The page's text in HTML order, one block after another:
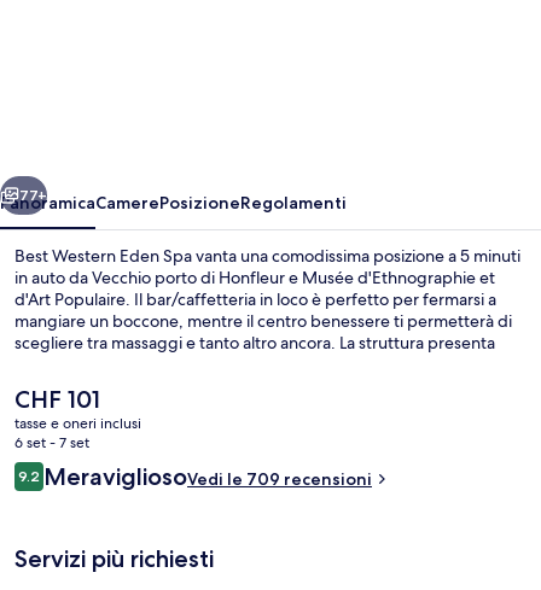
Avanti
77+
PanoramicaCamerePosizioneRegolamenti
Best Western Eden Spa vanta una comodissima posizione a 5 minuti
in auto da Vecchio porto di Honfleur e Musée d'Ethnographie et
d'Art Populaire. Il bar/caffetteria in loco è perfetto per fermarsi a
mangiare un boccone, mentre il centro benessere ti permetterà di
scegliere tra massaggi e tanto altro ancora. La struttura presenta
una sauna. Le recensioni degli ospiti lodano il personale gentile della
struttura.
Il
prezzo
attuale
è
CHF 101
CHF 101
tasse e oneri inclusi
6 set - 7 set
Recensioni
9.29.2 su 10
MeravigliosoVedi le 709 recensioni
Servizi più richiesti